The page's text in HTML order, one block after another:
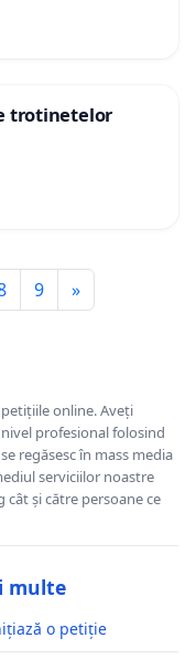
trotinetelor
9 »
online. Aveți
profesional folosind
regăsesc în mass media
serviciilor noastre
și către persoane ce
multe
o petiție